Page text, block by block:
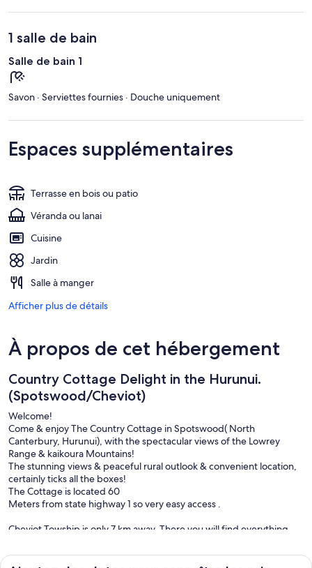
1 salle de bain
Salle de bain 1
Savon · Serviettes fournies · Douche uniquement
Espaces supplémentaires
Terrasse en bois ou patio
Véranda ou lanai
Cuisine
Jardin
Salle à manger
Afficher plus de détails
À propos de cet hébergement
Country Cottage Delight in the Hurunui.
(Spotswood/Cheviot)
Welcome!
Come & enjoy The Country Cottage in Spotswood( North
Canterbury, Hurunui), with the spectacular views of the Lowrey
Range & kaikoura Mountains!
The stunning views & peaceful rural outlook & convenient location,
certainly ticks all the boxes!
The Cottage is located 60
Meters from state highway 1 so very easy access .
Cheviot Towship is only 7 km away, There you will find everything
Great Cafes, Bakery & Butchers. Cheviot Trust Hotel provides